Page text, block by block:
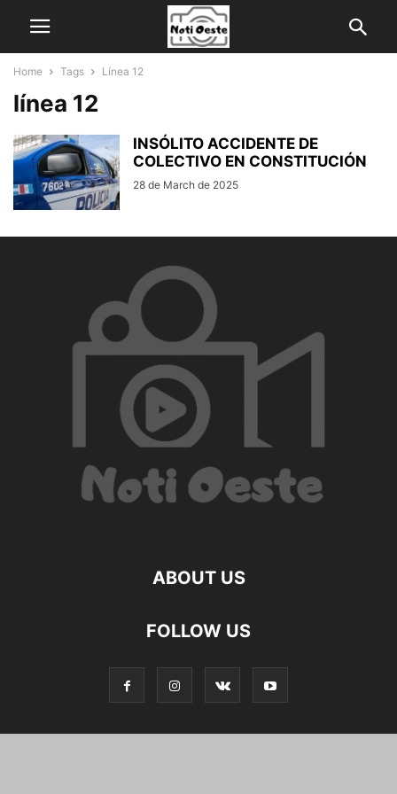
Home Tags Línea 12
línea 12
INSÓLITO ACCIDENTE DE
COLECTIVO EN CONSTITUCIÓN
28 de March de 2025
ABOUT US
FOLLOW US